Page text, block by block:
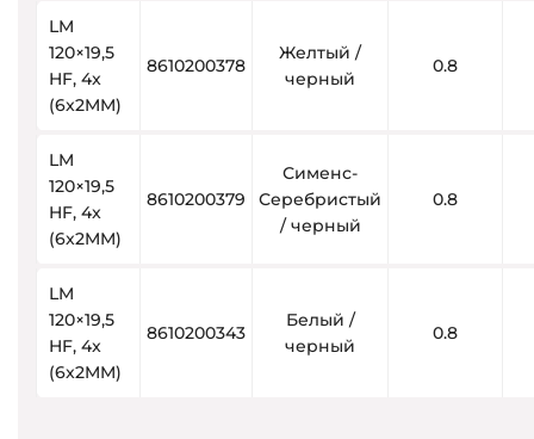
LM
120×19,5
HF, 4x
(6x2MM)
8610200378
Желтый /
черный
0.8
LM
120×19,5
HF, 4x
(6x2MM)
8610200379
Сименс-
Серебристый
/ черный
0.8
LM
120×19,5
HF, 4x
(6x2MM)
8610200343
Белый /
черный
0.8